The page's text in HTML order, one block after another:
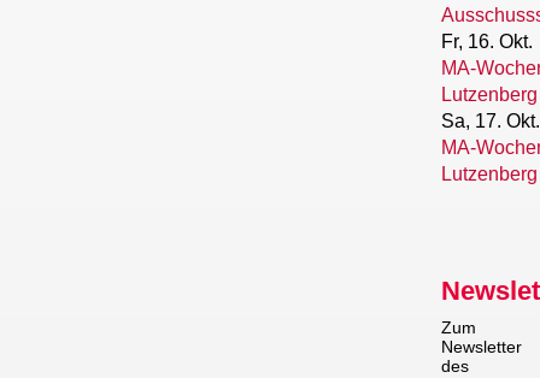
Fr, 16. Okt.
MA-
Lutzenberg
Sa, 17. Okt.
MA-
Lutzenberg
Zum
Newsletter
des